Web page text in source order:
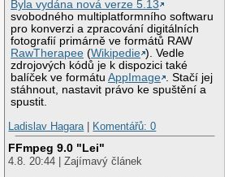
Byla vydána nová verze 5.13
svobodného multiplatformního softwaru
pro konverzi a zpracování digitálních
fotografií primárně ve formátů RAW
RawTherapee (Wikipedie ). Vedle
zdrojových kódů je k dispozici také
balíček ve formátuAppImage . Stačí jej
stáhnout, nastavit právo ke spuštění a
spustit.
Ladislav Hagara| Komentářů: 0
FFmpeg 9.0 "Lei"
4.8. 20:44 | Zajímavý článek